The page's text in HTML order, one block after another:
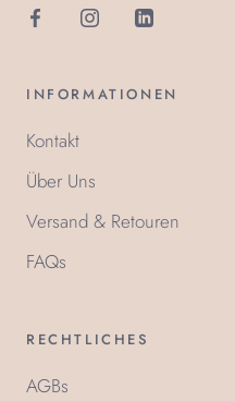
INFORMATIONEN
Kontakt
Über Uns
Versand & Retouren
FAQs
RECHTLICHES
AGBs